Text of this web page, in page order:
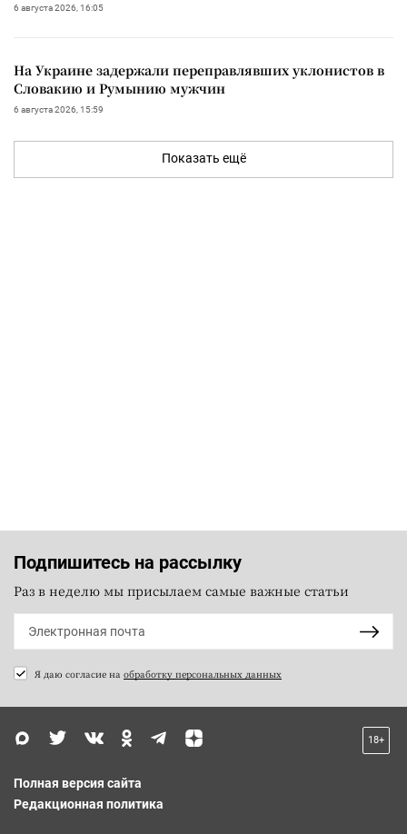
6 августа 2026, 16:05
На Украине задержали переправлявших уклонистов в
Словакию и Румынию мужчин
6 августа 2026, 15:59
Показать ещё
Подпишитесь на рассылку
Раз в неделю мы присылаем самые важные статьи
Я даю согласие на обработку персональных данных
18+
Полная версия сайта
Редакционная политика